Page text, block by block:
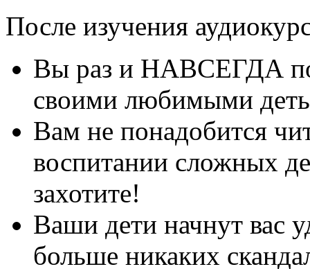
После изучения
Вы раз и НАВСЕГДА
своими любимыми
Вам не понадобится
воспитании сложных
захотите!
Ваши дети начнут вас
больше никаких